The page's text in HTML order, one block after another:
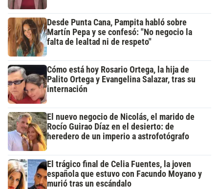
Desde Punta Cana, Pampita habló sobre
Martín Pepa y se confesó: "No negocio la
falta de lealtad ni de respeto"
Cómo está hoy Rosario Ortega, la hija de
Palito Ortega y Evangelina Salazar, tras su
internación
El nuevo negocio de Nicolás, el marido de
Rocío Guirao Díaz en el desierto: de
heredero de un imperio a astrofotógrafo
El trágico final de Celia Fuentes, la joven
española que estuvo con Facundo Moyano y
murió tras un escándalo